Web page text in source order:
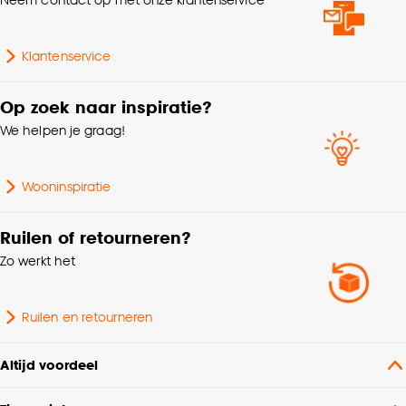
Klantenservice
Op zoek naar inspiratie?
We helpen je graag!
Wooninspiratie
Ruilen of retourneren?
Zo werkt het
Ruilen en retourneren
Altijd voordeel